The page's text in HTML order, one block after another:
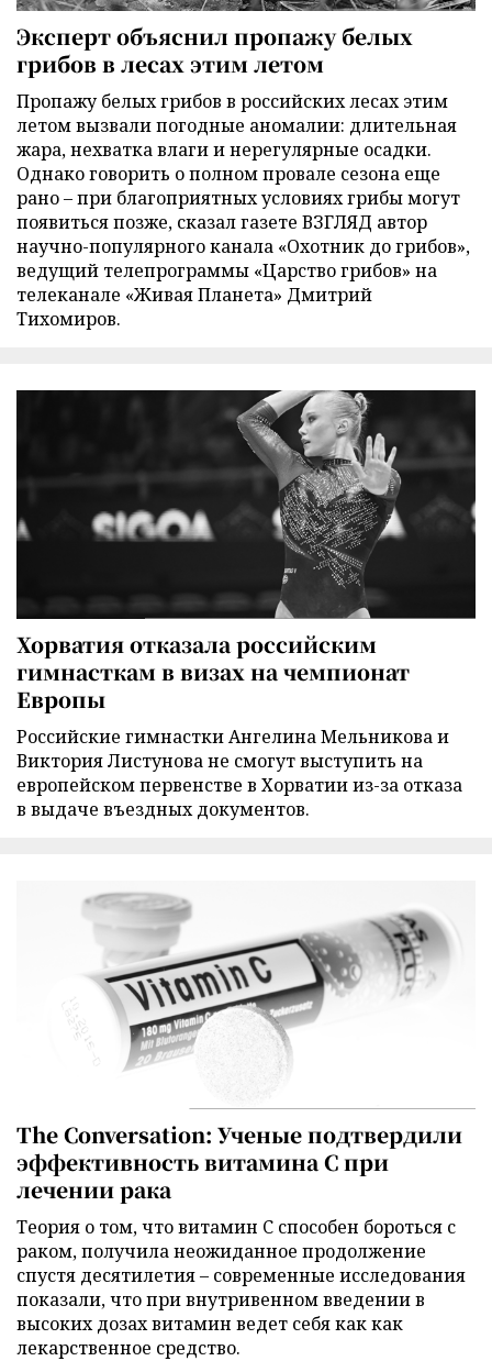
Эксперт объяснил пропажу белых
грибов в лесах этим летом
Пропажу белых грибов в российских лесах этим
летом вызвали погодные аномалии: длительная
жара, нехватка влаги и нерегулярные осадки.
Однако говорить о полном провале сезона еще
рано – при благоприятных условиях грибы могут
появиться позже, сказал газете ВЗГЛЯД автор
научно-популярного канала «Охотник до грибов»,
ведущий телепрограммы «Царство грибов» на
телеканале «Живая Планета» Дмитрий
Тихомиров.
Хорватия отказала российским
гимнасткам в визах на чемпионат
Европы
Российские гимнастки Ангелина Мельникова и
Виктория Листунова не смогут выступить на
европейском первенстве в Хорватии из-за отказа
в выдаче въездных документов.
The Conversation: Ученые подтвердили
эффективность витамина C при
лечении рака
Теория о том, что витамин C способен бороться с
раком, получила неожиданное продолжение
спустя десятилетия – современные исследования
показали, что при внутривенном введении в
высоких дозах витамин ведет себя как как
лекарственное средство.